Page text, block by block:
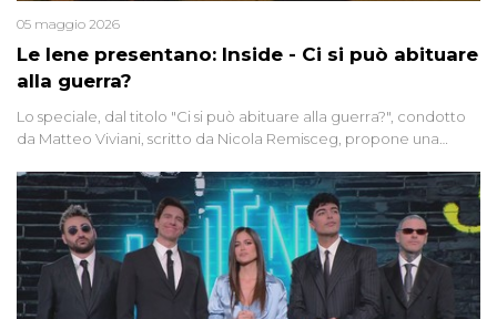
Le Iene presentano: Inside - Ci si può abituare
alla guerra?
05 maggio 2026
Lo speciale, dal titolo "Ci si può abituare alla guerra?", condotto
da Matteo Viviani, scritto da Nicola Remisceg, propone una
di settore - su quanto la guerra sia diventata una realtà pervasiva.
Anche se l'Italia non è direttamente coinvolta in conflitti armati, il
contesto globale rende impossibile considerarla un fenomeno
lontano.